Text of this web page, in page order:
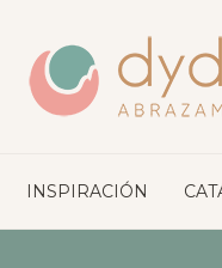
INSPIRACIÓN